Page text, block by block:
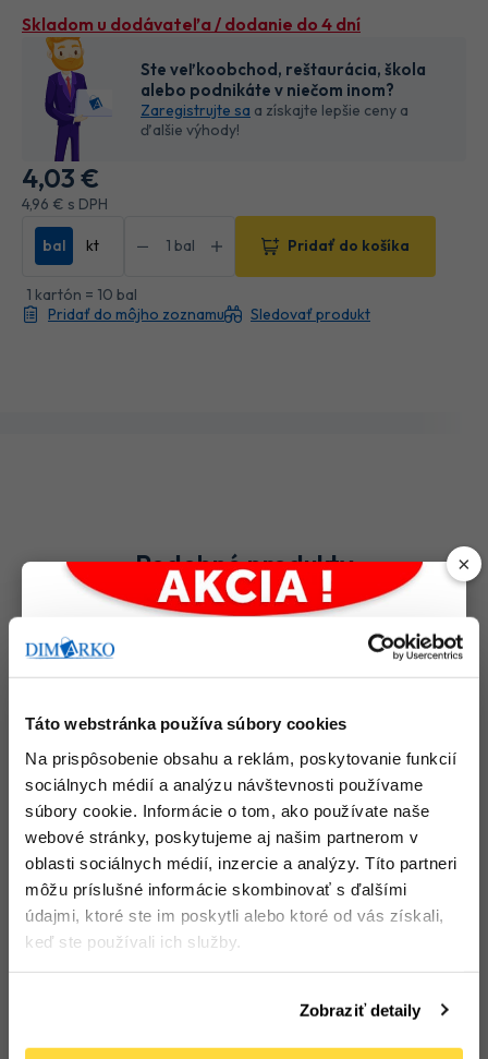
Táto webstránka používa súbory cookies
Na prispôsobenie obsahu a reklám, poskytovanie funkcií
sociálnych médií a analýzu návštevnosti používame
súbory cookie. Informácie o tom, ako používate naše
webové stránky, poskytujeme aj našim partnerom v
oblasti sociálnych médií, inzercie a analýzy. Títo partneri
môžu príslušné informácie skombinovať s ďalšími
údajmi, ktoré ste im poskytli alebo ktoré od vás získali,
keď ste používali ich služby.
Zobraziť detaily
Skladom u dodávateľa / dodanie do 4 dní
4,03 €
4,96 € s DPH
Ste veľkoobchod, reštaurácia, škola
alebo podnikáte v niečom inom?
Zaregistrujte sa a získajte lepšie ceny a
ďalšie výhody!
bal kt Pridať do košíka
1 kartón = 10 bal
Pridať do môjho zoznamu
Sledovať produkt
Podobné produkty
Finger food
bambusové kliešte 10
Lyžička na kávu 13 cm
Kód tovaru: 109103
×